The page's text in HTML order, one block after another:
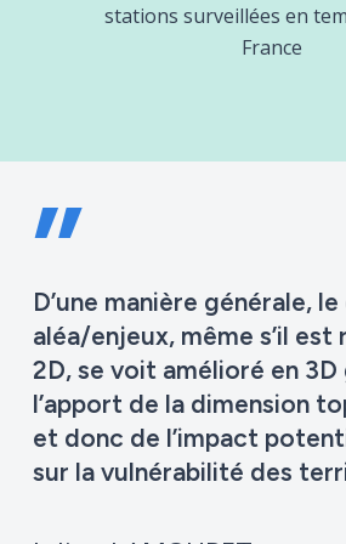
stations surveillées en
France
”
D’une manière générale,
aléa/enjeux, même s’il est
2D, se voit amélioré en 3D
l’apport de la dimension
et donc de l’impact
sur la vulnérabilité des